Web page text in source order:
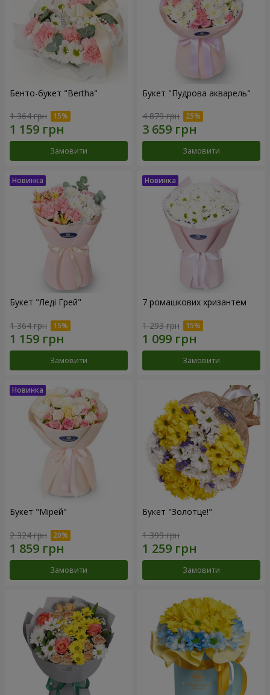
Бенто-букет "Bertha"
1 364 грн
Замовити
Букет "Пудрова акварель"
4 879 грн
Замовити
Букет "Леді Грей"
1 364 грн
Замовити
7 ромашкових хризантем
1 293 грн
Замовити
Букет "Мірей"
2 324 грн
Замовити
Букет "Золотце!"
1 399 грн
Замовити